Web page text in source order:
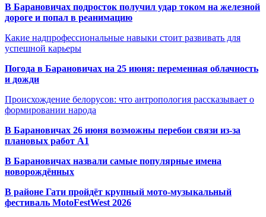
В Барановичах подросток получил удар током на железной
дороге и попал в реанимацию
Какие надпрофессиональные навыки стоит развивать для
успешной карьеры
Погода в Барановичах на 25 июня: переменная облачность
и дожди
Происхождение белорусов: что антропология рассказывает о
формировании народа
В Барановичах 26 июня возможны перебои связи из-за
плановых работ A1
В Барановичах назвали самые популярные имена
новорождённых
В районе Гати пройдёт крупный мото-музыкальный
фестиваль MotoFestWest 2026